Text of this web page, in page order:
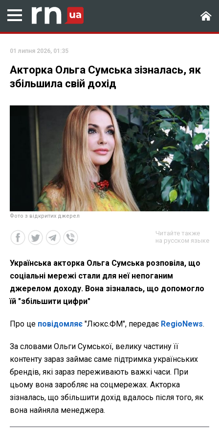
01 липня 2026, 01:35
Акторка Ольга Сумська зізналась, як
збільшила свій дохід
Фото з відкритих джерел
Читайте также
на русском языке
Українська акторка Ольга Сумська розповіла, що
соціальні мережі стали для неї непоганим
джерелом доходу. Вона зізналась, що допомогло
їй "збільшити цифри"
Про це повідомляє "Люкс.ФМ", передає RegioNews.
За словами Ольги Сумської, велику частину її
контенту зараз займає саме підтримка українських
брендів, які зараз переживають важкі часи. При
цьому вона заробляє на соцмережах. Акторка
зізналась, що збільшити дохід вдалось після того, як
вона найняла менеджера.